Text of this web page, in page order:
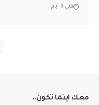
قبل 3 أيام
معك اينما تكون..